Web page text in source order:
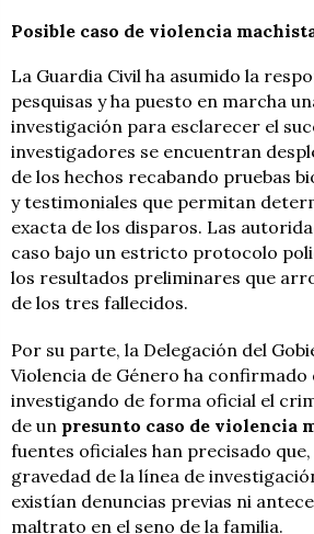
Posible caso de violencia
La Guardia Civil ha asumido la
pesquisas y ha puesto en marcha
investigación para esclarecer el
investigadores se encuentran
de los hechos recabando pruebas
y testimoniales que permitan
exacta de los disparos. Las
caso bajo un estricto protocolo
los resultados preliminares que
de los tres fallecidos.
Por su parte, la Delegación del
Violencia de Género ha confirmado
investigando de forma oficial el
de un presunto caso de violencia
fuentes oficiales han precisado
gravedad de la línea de
existían denuncias previas ni
maltrato en el seno de la familia.